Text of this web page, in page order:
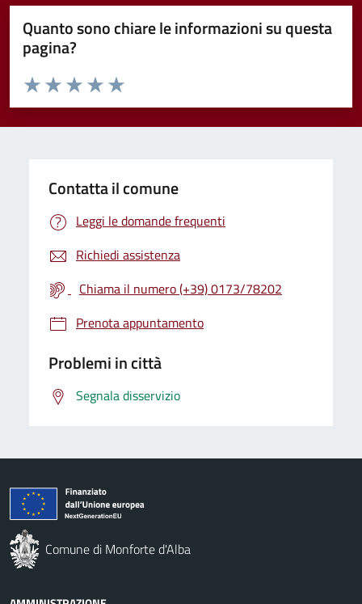
Quanto sono chiare le informazioni su questa
pagina?
Valuta da 1 a 5 stelle la pagina
Valuta 5 stelle su 5
Valuta 4 stelle su 5
Valuta 3 stelle su 5
Valuta 2 stelle su 5
Valuta 1 stelle su 5
Contatta il comune
Leggi le domande frequenti
Richiedi assistenza
Chiama il numero (+39) 0173/78202
Prenota appuntamento
Problemi in città
Segnala disservizio
Comune di Monforte d'Alba